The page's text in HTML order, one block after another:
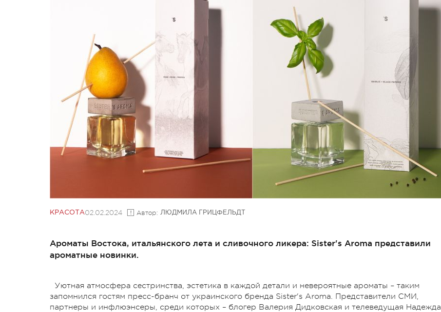
КРАСОТА02.02.2024 Автор: ЛЮДМИЛА ГРИЦФЕЛЬДТ
Ароматы Востока, итальянского лета и сливочного ликера: Sister's Aroma представили
ароматные новинки.
Уютная атмосфера сестринства, эстетика в каждой детали и невероятные ароматы – таким
запомнился гостям пресс-бранч от украинского бренда Sister's Aroma. Представители СМИ,
партнеры и инфлюэнсеры, среди которых – блогер Валерия Дидковская и телеведущая Надежда